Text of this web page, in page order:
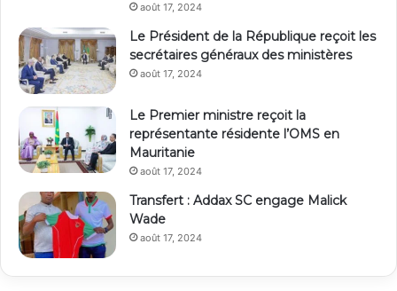
août 17, 2024
Le Président de la République reçoit les
secrétaires généraux des ministères
août 17, 2024
Le Premier ministre reçoit la
représentante résidente l’OMS en
Mauritanie
août 17, 2024
Transfert : Addax SC engage Malick
Wade
août 17, 2024